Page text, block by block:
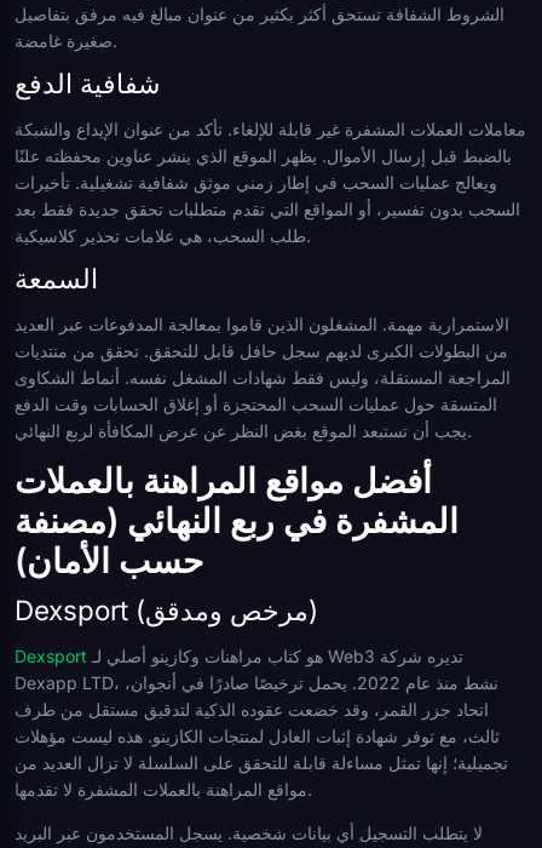
الشروط الشفافة تستحق أكثر بكثير من عنوان مبالغ فيه مرفق بتفاصيل
صغيرة غامضة.
شفافية الدفع
معاملات العملات المشفرة غير قابلة للإلغاء. تأكد من عنوان الإيداع والشبكة
بالضبط قبل إرسال الأموال. يظهر الموقع الذي ينشر عناوين محفظته علنًا
ويعالج عمليات السحب في إطار زمني موثق شفافية تشغيلية. تأخيرات
السحب بدون تفسير، أو المواقع التي تقدم متطلبات تحقق جديدة فقط بعد
طلب السحب، هي علامات تحذير كلاسيكية.
السمعة
الاستمرارية مهمة. المشغلون الذين قاموا بمعالجة المدفوعات عبر العديد
من البطولات الكبرى لديهم سجل حافل قابل للتحقق. تحقق من منتديات
المراجعة المستقلة، وليس فقط شهادات المشغل نفسه. أنماط الشكاوى
المتسقة حول عمليات السحب المحتجزة أو إغلاق الحسابات وقت الدفع
يجب أن تستبعد الموقع بغض النظر عن عرض المكافأة لربع النهائي.
أفضل مواقع المراهنة بالعملات
المشفرة في ربع النهائي (مصنفة
حسب الأمان)
Dexsport (مرخص ومدقق)
Dexsport
Dexapp LTD، نشط منذ عام 2022. يحمل ترخيصًا صادرًا في أنجوان،
اتحاد جزر القمر، وقد خضعت عقوده الذكية لتدقيق مستقل من طرف
ثالث، مع توفر شهادة إثبات العادل لمنتجات الكازينو. هذه ليست مؤهلات
تجميلية؛ إنها تمثل مساءلة قابلة للتحقق على السلسلة لا تزال العديد من
مواقع المراهنة بالعملات المشفرة لا تقدمها.
لا يتطلب التسجيل أي بيانات شخصية. يسجل المستخدمون عبر البريد